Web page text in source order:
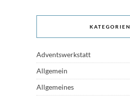
KATEGORIEN
Adventswerkstatt
Allgemein
Allgemeines